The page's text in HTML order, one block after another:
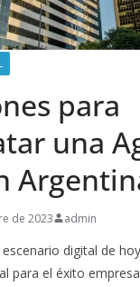
para
una
de 2023 admin
digital de
para el éxito